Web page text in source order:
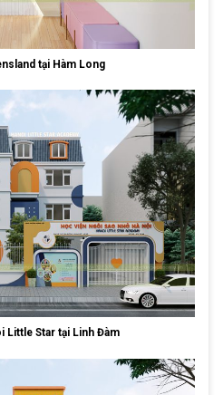
tại Hàm Long
Little Star tại Linh Đàm